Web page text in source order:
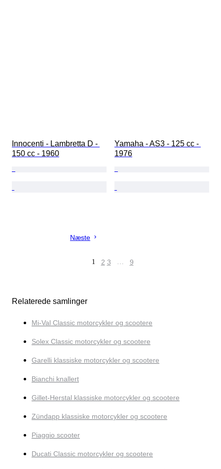
Innocenti - Lambretta D -
150 cc - 1960
Yamaha - AS3 - 125 cc -
1976
Næste
1 2 3 … 9
Relaterede samlinger
Mi-Val Classic motorcykler og scootere
Solex Classic motorcykler og scootere
Garelli klassiske motorcykler og scootere
Bianchi knallert
Gillet-Herstal klassiske motorcykler og scootere
Zündapp klassiske motorcykler og scootere
Piaggio scooter
Ducati Classic motorcykler og scootere